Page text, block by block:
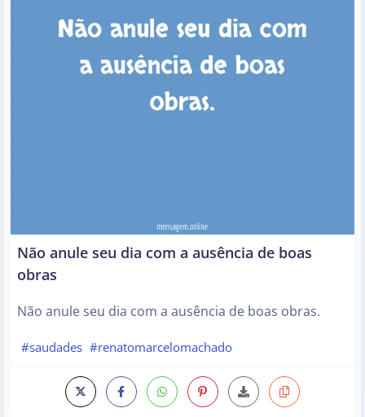
Não anule seu dia com a ausência de boas
obras
Não anule seu dia com a ausência de boas obras.
#saudades #renatomarcelomachado